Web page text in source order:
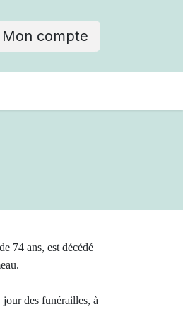
Mon compte
74 ans, est décédé
des funérailles, à